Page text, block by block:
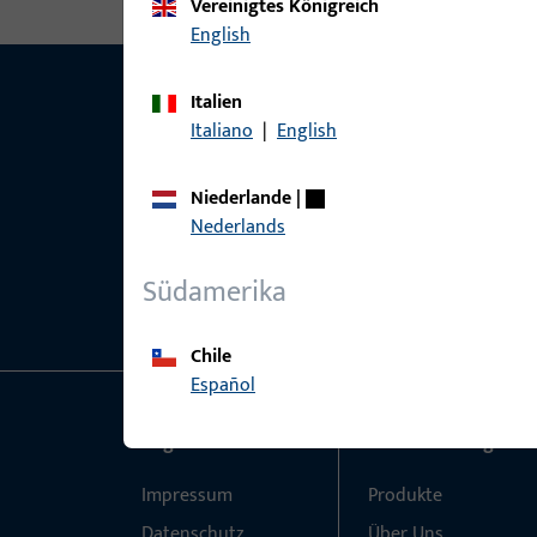
Vereinigtes Königreich
English
Italien
Italiano | English
Niederlande|
Nederlands
Südamerika
Chile
Español
Allgemeines
Impressum
Schnelleinstieg
Produkte